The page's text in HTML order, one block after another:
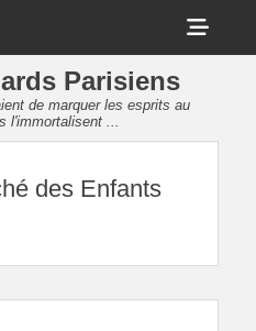
Parisiens
de marquer les esprits au
l'immortalisent ...
des Enfants